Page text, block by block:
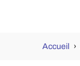
Accueil ›